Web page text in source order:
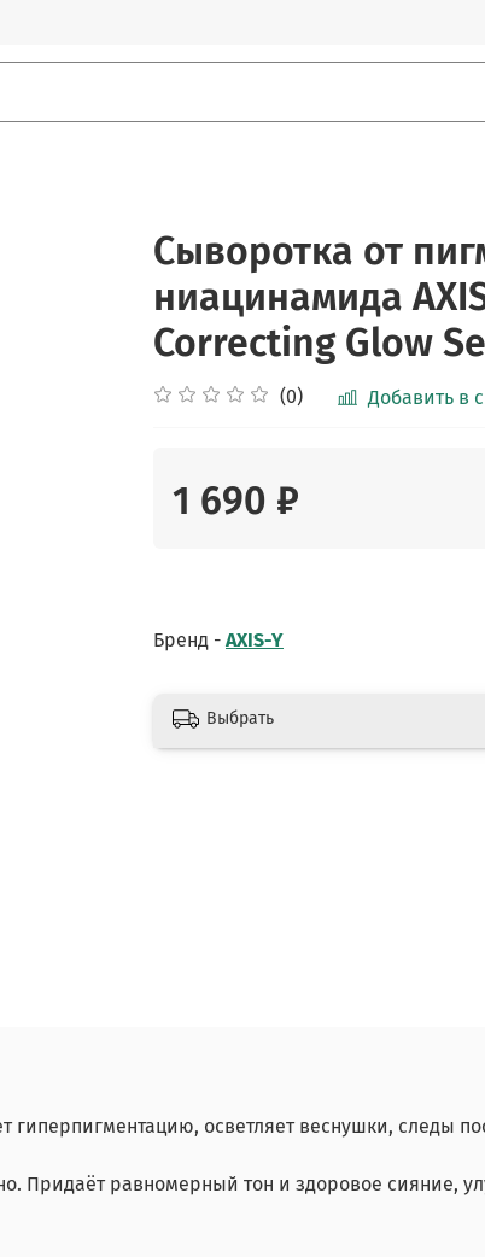
Сыворотка от
ниацинамида
Correcting Glow
(0) Добавить в
1 690 ₽
Бренд - AXIS-Y
Выбрать
гиперпигментацию, осветляет веснушки, следы
Придаёт равномерный тон и здоровое сияние,